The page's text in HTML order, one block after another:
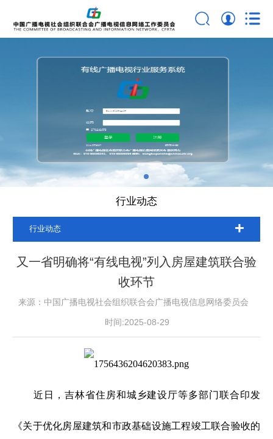
行业动态
行业动态
又一省明确将“有线电视”列入房屋建筑联合验
收环节
来源：中国广播电视社会组织联合会广播电视信息网络委员会
时间:2025-08-29
近日，吉林省住房和城乡建设厅等多部门联合印发
《关于优化房屋建筑和市政基础设施工程竣工联合验收的